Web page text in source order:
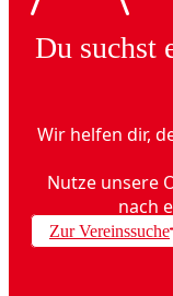
Du suchst
Wir helfen dir,
Nutze unsere
nach
Zur Vereinssuche